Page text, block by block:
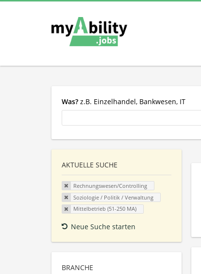
Was? z.B. Einzelhandel, Bankwesen, IT
AKTUELLE SUCHE
Rechnungswesen/Controlling
Soziologie / Politik / Verwaltung
Mittelbetrieb (51-250 MA)
Neue Suche starten
BRANCHE